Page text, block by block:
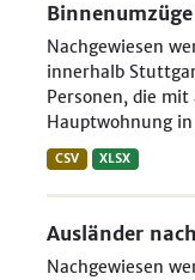
Nachgewiesen
innerhalb
Personen, die
Hauptwohnung
CSV XLSX
Ausländer
Nachgewiesen